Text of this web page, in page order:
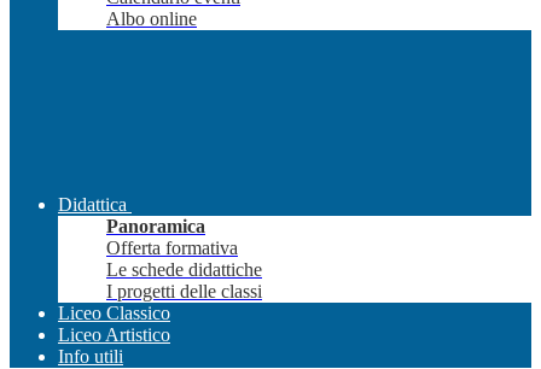
Albo online
Didattica
Panoramica
Offerta formativa
Le schede didattiche
I progetti delle classi
Liceo Classico
Liceo Artistico
Info utili